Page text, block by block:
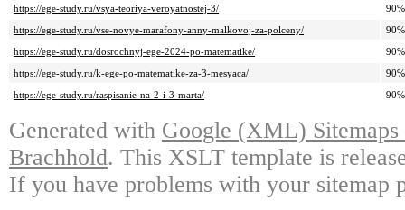
https://ege-study.ru/vsya-teoriya-veroyatnostej-3/
90%
https://ege-study.ru/vse-novye-marafony-anny-malkovoj-za-polceny/
90%
https://ege-study.ru/dosrochnyj-ege-2024-po-matematike/
90%
https://ege-study.ru/k-ege-po-matematike-za-3-mesyaca/
90%
https://ege-study.ru/raspisanie-na-2-i-3-marta/
90%
Generated with Google (XML)
Brachhold. This XSLT template is
If you have problems with your sitemap